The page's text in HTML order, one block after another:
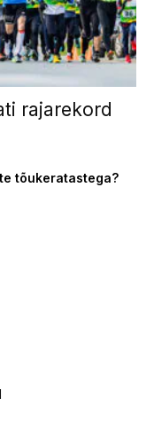
rajarekord
tõukeratastega?